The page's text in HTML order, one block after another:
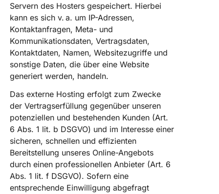
Servern des Hosters gespeichert. Hierbei
kann es sich v. a. um IP-Adressen,
Kontaktanfragen, Meta- und
Kommunikationsdaten, Vertragsdaten,
Kontaktdaten, Namen, Websitezugriffe und
sonstige Daten, die über eine Website
generiert werden, handeln.
Das externe Hosting erfolgt zum Zwecke
der Vertragserfüllung gegenüber unseren
potenziellen und bestehenden Kunden (Art.
6 Abs. 1 lit. b DSGVO) und im Interesse einer
sicheren, schnellen und effizienten
Bereitstellung unseres Online-Angebots
durch einen professionellen Anbieter (Art. 6
Abs. 1 lit. f DSGVO). Sofern eine
entsprechende Einwilligung abgefragt